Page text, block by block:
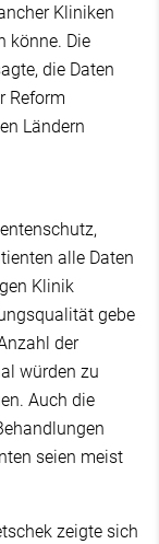
Kliniken
könne. Die
die Daten
Reform
Ländern
alle Daten
Klinik
gebe
der
würden zu
Auch die
seien meist
zeigte sich